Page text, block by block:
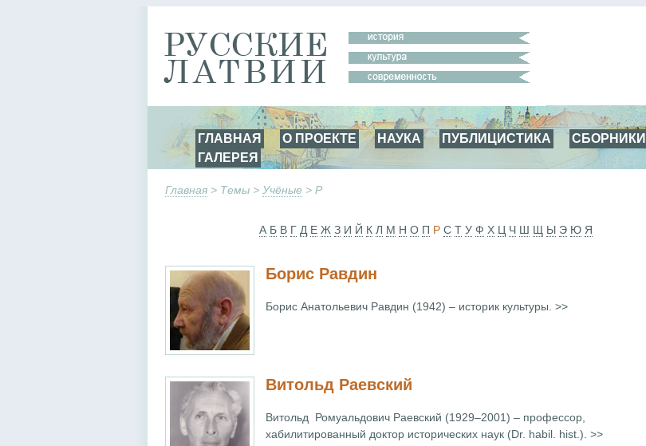
ГЛАВНАЯ О ПРОЕКТЕ НАУКА ПУБЛИЦИСТИКА СБОРНИКИ
ГАЛЕРЕЯ
Главная > Темы > Учёные > Р
А Б В Г Д Е Ж З И Й К Л М Н О П Р С Т У Ф Х Ц Ч Ш Щ Ы Э Ю Я
Борис Равдин
Борис Анатольевич Равдин (1942) – историк культуры. >>
Витольд Раевский
Витольд Ромуальдович Раевский (1929–2001) – профессор,
хабилитированный доктор исторических наук (Dr. habil. hist.). >>